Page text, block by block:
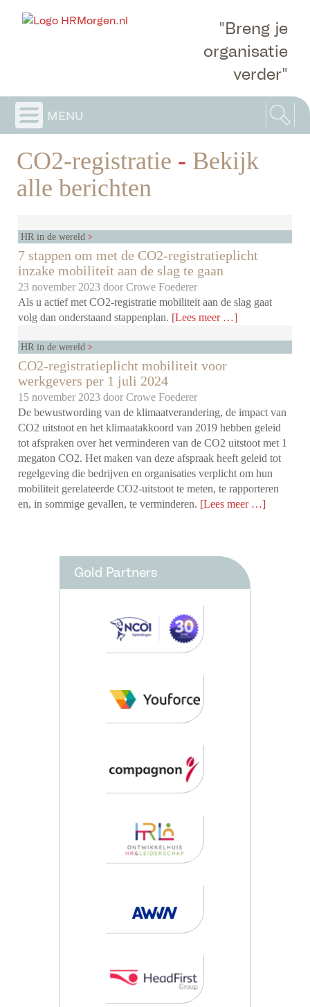
"Breng je
organisatie
verder"
menu
CO2-registratie - Bekijk
alle berichten
HR in de wereld
7 stappen om met de CO2-registratieplicht
inzake mobiliteit aan de slag te gaan
23 november 2023 doorCrowe Foederer
Als u actief met CO2-registratie mobiliteit aan de slag gaat
volg dan onderstaand stappenplan. [Lees meer …]
HR in de wereld
CO2-registratieplicht mobiliteit voor
werkgevers per 1 juli 2024
15 november 2023 doorCrowe Foederer
De bewustwording van de klimaatverandering, de impact van
CO2 uitstoot en het klimaatakkoord van 2019 hebben geleid
tot afspraken over het verminderen van de CO2 uitstoot met 1
megaton CO2. Het maken van deze afspraak heeft geleid tot
regelgeving die bedrijven en organisaties verplicht om hun
mobiliteit gerelateerde CO2-uitstoot te meten, te rapporteren
en, in sommige gevallen, te verminderen. [Lees meer …]
Gold Partners